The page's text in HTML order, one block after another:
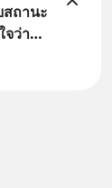
ถานะ
จว่า
ย่อม